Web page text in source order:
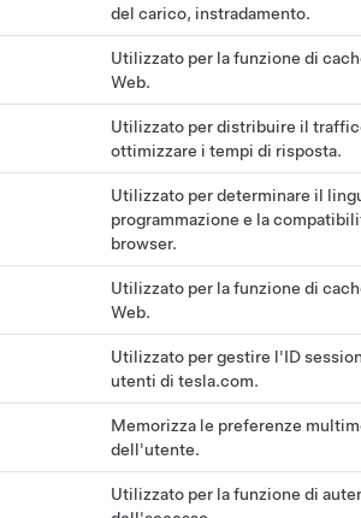
del carico, instradamento.
Utilizzato per la funzione di
Web.
Utilizzato per distribuire il
ottimizzare i tempi di risposta.
Utilizzato per determinare il
programmazione e la
browser.
Utilizzato per la funzione di
Web.
Utilizzato per gestire l'ID
utenti di tesla.com.
Memorizza le preferenze
dell'utente.
Utilizzato per la funzione di